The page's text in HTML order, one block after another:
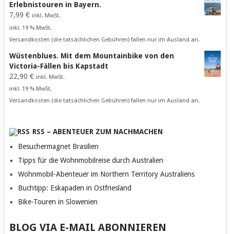
Erlebnistouren in Bayern.
7,99 € inkl. MwSt.
inkl. 19 % MwSt.
Versandkosten (die tatsächlichen Gebühren) fallen nur im Ausland an.
Wüstenblues. Mit dem Mountainbike von den
Victoria-Fällen bis Kapstadt
22,90 € inkl. MwSt.
inkl. 19 % MwSt.
Versandkosten (die tatsächlichen Gebühren) fallen nur im Ausland an.
RSS – ABENTEUER ZUM NACHMACHEN
Besuchermagnet Brasilien
Tipps für die Wohnmobilreise durch Australien
Wohnmobil-Abenteuer im Northern Territory Australiens
Buchtipp: Eskapaden in Ostfriesland
Bike-Touren in Slowenien
BLOG VIA E-MAIL ABONNIEREN